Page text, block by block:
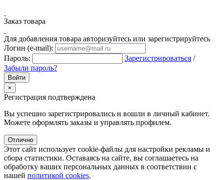
Заказ товара
Для добавления товара авторизуйтесь или зарегистрируйтесь
Логин (e-mail):
Пароль:
Зарегистрироваться /
Забыли пароль?
×
Регистрация подтверждена
Вы успешно зарегистрировались и вошли в личный кабинет.
Можете оформлять заказы и управлять профилем.
Отлично
Этот сайт использует cookie-файлы для настройки рекламы и
сбора статистики. Оставаясь на сайте, вы соглашаетесь на
обработку ваших персональных данных в соответствии с
нашей политикой cookies.